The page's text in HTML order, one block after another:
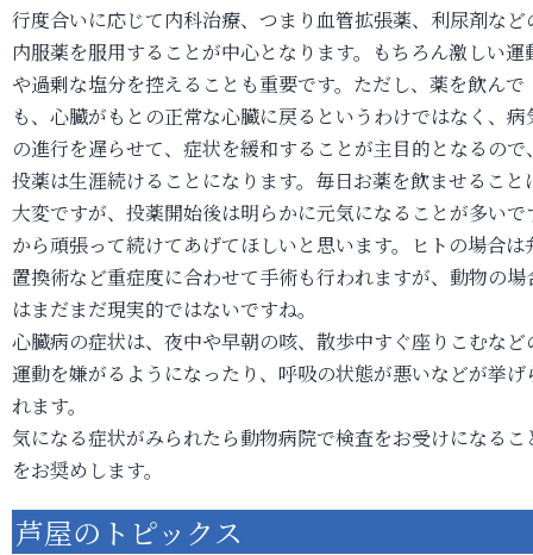
行度合いに応じて内科治療、つまり血管拡張薬、利尿剤など
内服薬を服用することが中心となります。もちろん激しい運
や過剰な塩分を控えることも重要です。ただし、薬を飲んで
も、心臓がもとの正常な心臓に戻るというわけではなく、病
の進行を遅らせて、症状を緩和することが主目的となるので
投薬は生涯続けることになります。毎日お薬を飲ませること
大変ですが、投薬開始後は明らかに元気になることが多いで
から頑張って続けてあげてほしいと思います。ヒトの場合は
置換術など重症度に合わせて手術も行われますが、動物の場
はまだまだ現実的ではないですね。
心臓病の症状は、夜中や早朝の咳、散歩中すぐ座りこむなど
運動を嫌がるようになったり、呼吸の状態が悪いなどが挙げ
れます。
気になる症状がみられたら動物病院で検査をお受けになるこ
をお奨めします。
芦屋のトピックス